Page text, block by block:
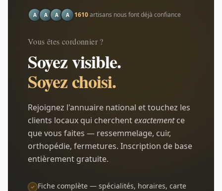
A A A A 1610artisans nous font déjà confiance
Vous êtes cordonnier ?
Soyez visible.
Soyez choisi.
Rejoignez l'annuaire national et touchez les
clients locaux qui cherchentexactementce
que vous faites — ressemmelage, cuir,
orthopédie, fermetures. Inscription de base
entièrement gratuite.
Fiche complète — spécialités, horaires, carte